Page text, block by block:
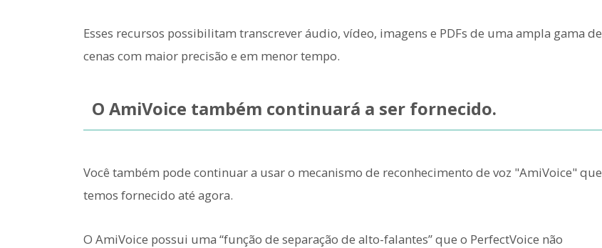
Esses recursos possibilitam transcrever áudio, vídeo, imagens e PDFs de uma ampla gama de
cenas com maior precisão e em menor tempo.
O AmiVoice também continuará a ser fornecido.
Você também pode continuar a usar o mecanismo de reconhecimento de voz "AmiVoice" que
temos fornecido até agora.
O AmiVoice possui uma “função de separação de alto-falantes” que o PerfectVoice não